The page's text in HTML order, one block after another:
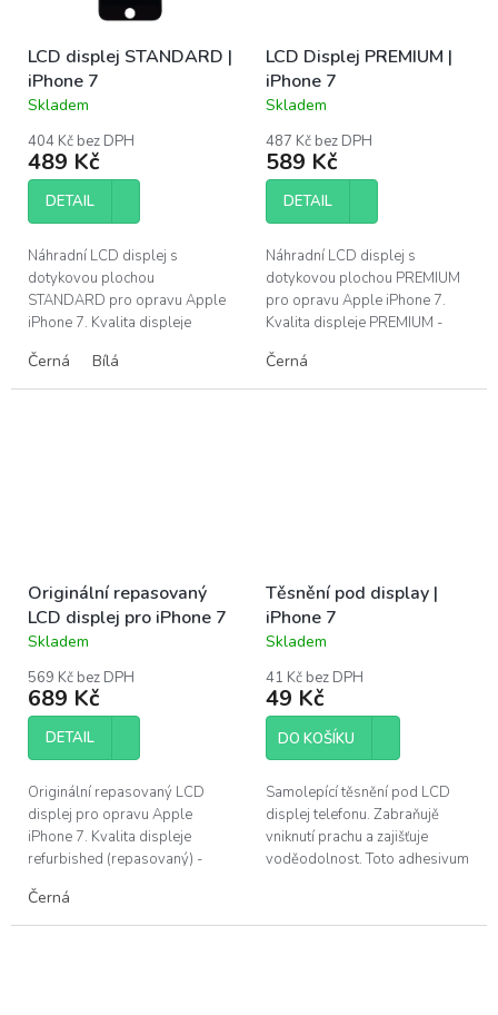
LCD displej STANDARD |
iPhone 7
Průměrné
produktu
je
4,0
hvězdiček.
Skladem
404 Kč bez DPH
489 Kč
DETAIL
Náhradní LCD displej s
dotykovou plochou
STANDARD pro opravu Apple
iPhone 7. Kvalita displeje
a přesto velmi dobrý náhradní
díl pro nenáročné...
Černá Bílá
LCD Displej PREMIUM |
iPhone 7
Průměrné
produktu
je
3,8
hvězdiček.
Skladem
487 Kč bez DPH
589 Kč
DETAIL
Náhradní LCD displej s
dotykovou plochou PREMIUM
pro opravu Apple iPhone 7.
Kvalita displeje PREMIUM -
srovnatelný s originálním
dílem, doživotní...
Černá
Originální repasovaný
LCD displej pro iPhone 7
Průměrné
produktu
je
4,0
hvězdiček.
Skladem
569 Kč bez DPH
689 Kč
DETAIL
Originální repasovaný LCD
displej pro opravu Apple
iPhone 7. Kvalita displeje
refurbished (repasovaný) -
novým sklem. Nejvyšší možná
kvalita bez...
Černá
Těsnění pod display |
iPhone 7
Průměrné
produktu
je
5,0
hvězdiček.
Skladem
41 Kč bez DPH
49 Kč
DO KOŠÍKU
Samolepící těsnění pod LCD
displej telefonu. Zabraňujě
vniknutí prachu a zajišťuje
voděodolnost. Toto adhesivum
Apple...